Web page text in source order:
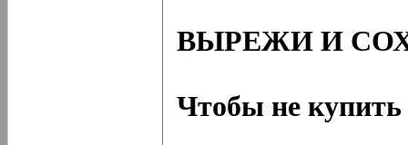
ВЫРЕЖИ И
Чтобы не купить